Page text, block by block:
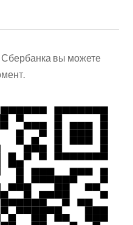
вы можете